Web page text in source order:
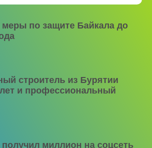
по защите Байкала до
строитель из Бурятии
и профессиональный
миллион на соцсеть